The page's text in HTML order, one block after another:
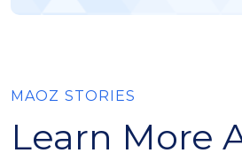
MAOZ STORIES
Learn More